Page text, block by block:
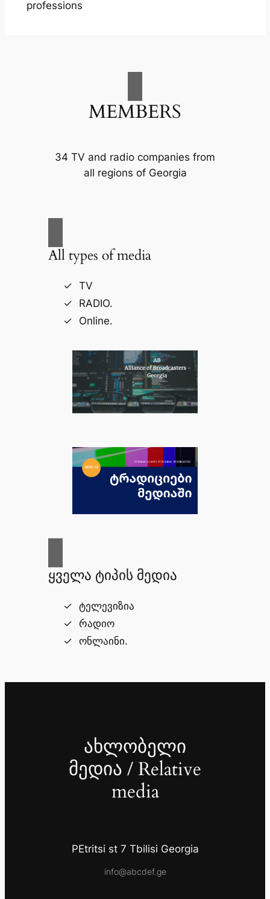
professions
MEMBERS
34 TV and radio companies from
all regions of Georgia
All types of media
TV
RADIO.
Online.
ყველა ტიპის მედია
ტელევიზია
რადიო
ონლაინი.
ახლობელი
მედია / Relative
media
PEtritsi st 7 Tbilisi Georgia
info@abcdef.ge